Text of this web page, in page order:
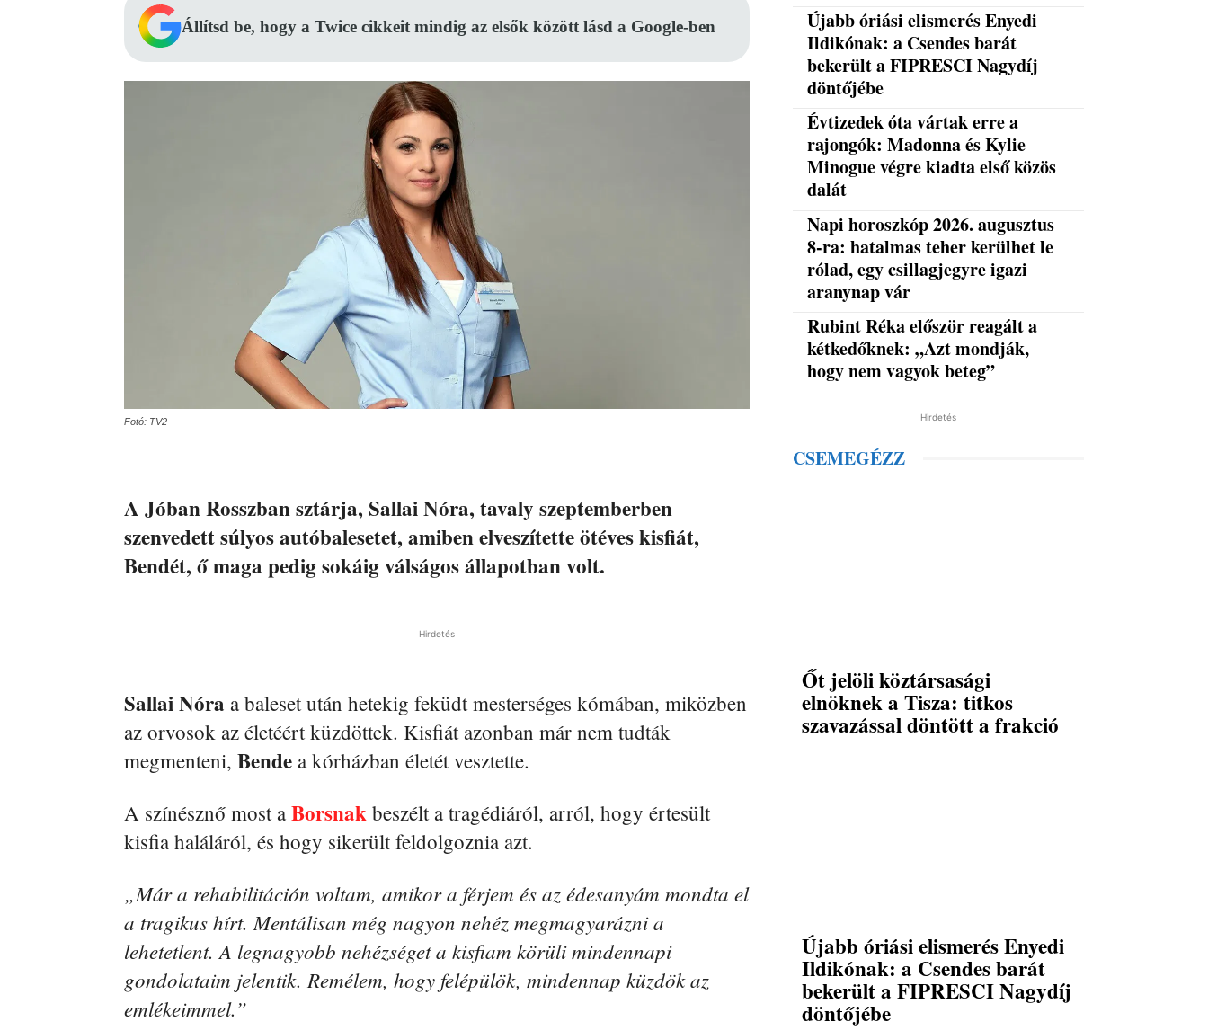
Állítsd be, hogy a Twice cikkeit mindig az elsők között lásd a Google-ben
Fotó: TV2
A Jóban Rosszban sztárja, Sallai Nóra, tavaly szeptemberben
szenvedett súlyos autóbalesetet, amiben elveszítette ötéves kisfiát,
Bendét, ő maga pedig sokáig válságos állapotban volt.
Hirdetés
Sallai Nóra a baleset után hetekig feküdt mesterséges kómában, miközben
az orvosok az életéért küzdöttek. Kisfiát azonban már nem tudták
megmenteni, Bende a kórházban életét vesztette.
A színésznő most a Borsnak beszélt a tragédiáról, arról, hogy értesült
kisfia haláláról, és hogy sikerült feldolgoznia azt.
„Már a rehabilitáción voltam, amikor a férjem és az édesanyám mondta el
a tragikus hírt. Mentálisan még nagyon nehéz megmagyarázni a
lehetetlent. A legnagyobb nehézséget a kisfiam körüli mindennapi
gondolataim jelentik. Remélem, hogy felépülök, mindennap küzdök az
emlékeimmel.”
Újabb óriási elismerés Enyedi
Ildikónak: a Csendes barát
bekerült a FIPRESCI Nagydíj
döntőjébe
Évtizedek óta vártak erre a
rajongók: Madonna és Kylie
Minogue végre kiadta első közös
dalát
Napi horoszkóp 2026. augusztus
8-ra: hatalmas teher kerülhet le
rólad, egy csillagjegyre igazi
aranynap vár
Rubint Réka először reagált a
kétkedőknek: „Azt mondják,
hogy nem vagyok beteg”
Hirdetés
CSEMEGÉZZ
Őt jelöli köztársasági
elnöknek a Tisza: titkos
szavazással döntött a frakció
Újabb óriási elismerés Enyedi
Ildikónak: a Csendes barát
bekerült a FIPRESCI Nagydíj
döntőjébe